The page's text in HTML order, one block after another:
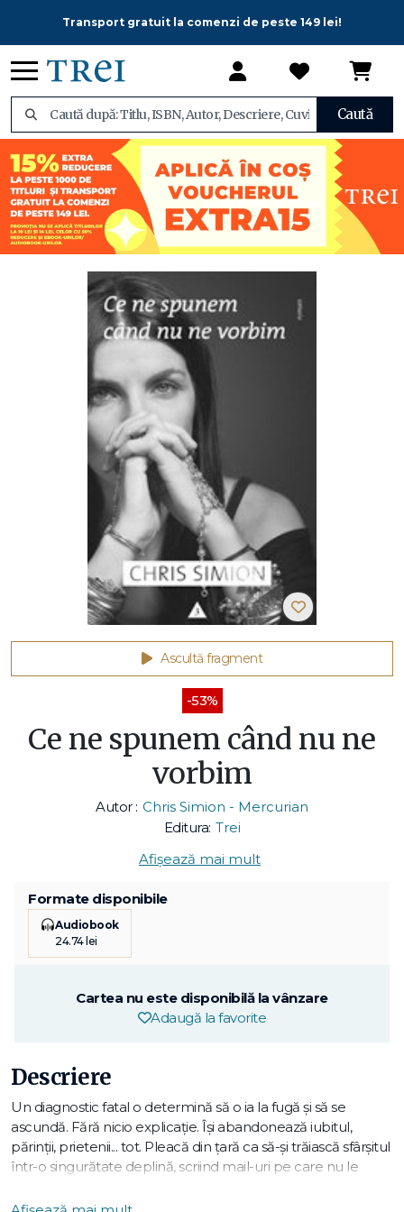
Transport gratuit la comenzi de peste 149 lei!
Caută
Ascultă fragment
-53%
Ce ne spunem când nu ne
vorbim
Autor : Chris Simion - Mercurian
Editura: Trei
Afișează mai mult
Formate disponibile
Audiobook
24.74 lei
Cartea nu este disponibilă la vânzare
Adaugă la favorite
Descriere
Un diagnostic fatal o determină să o ia la fugă şi să se
ascundă. Fără nicio explicaţie. Îşi abandonează iubitul,
părinţii, prietenii... tot. Pleacă din ţară ca să-şi trăiască sfârşitul
într-o singurătate deplină, scriind mail-uri pe care nu le
medical are efect de dinamită. Anulează toate aşteptările. E